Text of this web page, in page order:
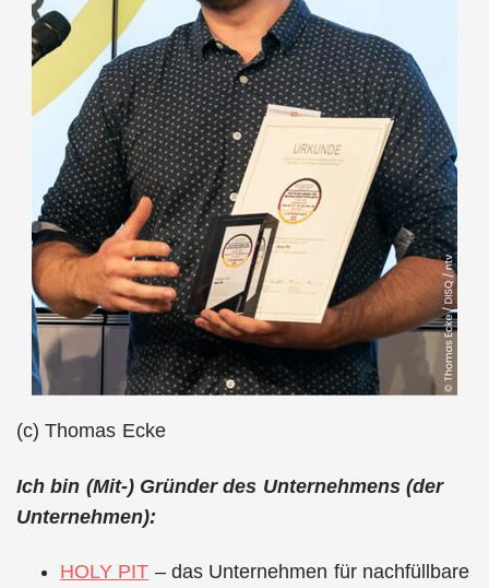
(c) Thomas Ecke
Ich bin (Mit-) Gründer des Unternehmens (der
Unternehmen):
HOLY PIT – das Unternehmen für nachfüllbare